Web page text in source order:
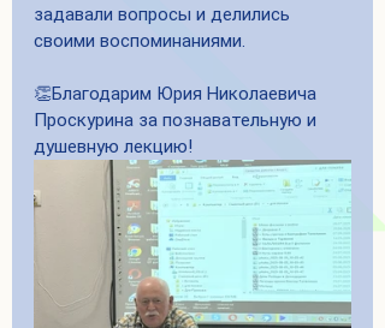
задавали вопросы и делились
своими воспоминаниями.
👏Благодарим Юрия Николаевича
Проскурина за познавательную и
душевную лекцию!